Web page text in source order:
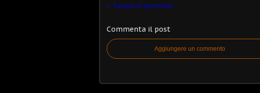
Tartare di pomodori
Commenta il post
Aggiungere un commento